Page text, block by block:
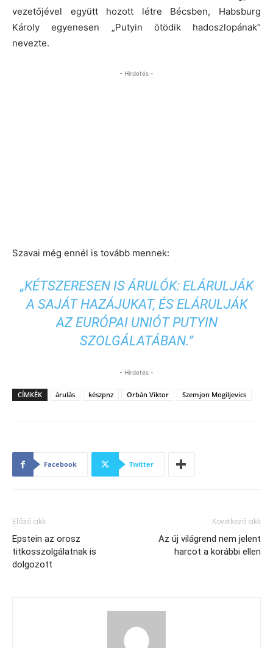
vezetőjével együtt hozott létre Bécsben, Habsburg
Károly egyenesen „Putyin ötödik hadoszlopának”
nevezte.
- Hirdetés -
Szavai még ennél is tovább mennek:
„KÉTSZERESEN IS ÁRULÓK: ELÁRULJÁK
A SAJÁT HAZÁJUKAT, ÉS ELÁRULJÁK
AZ EURÓPAI UNIÓT PUTYIN
SZOLGÁLATÁBAN.”
- Hirdetés -
CÍMKÉK árulás készpnz Orbán Viktor Szemjon Mogiljevics
Facebook Twitter
Előző cikk
Epstein az orosz
titkosszolgálatnak is
dolgozott
Következő cikk
Az új világrend nem jelent
harcot a korábbi ellen